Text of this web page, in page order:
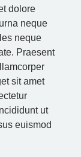
dolore
neque
neque
Praesent
sit amet
ut
euismod